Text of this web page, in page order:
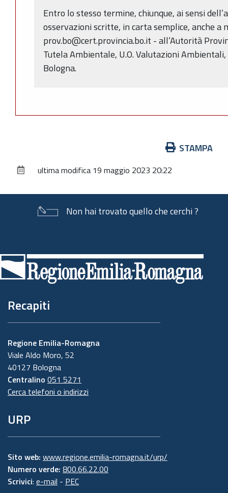
Entro lo stesso termine, chiunque, ai sensi
osservazioni scritte, in carta semplice, anche a
prov.bo@cert.provincia.bo.it - all’Autorità
Tutela Ambientale, U.O. Valutazioni
Bologna.
documento
STAMPA
ultima modifica 19 maggio 2023 20:22
Non hai trovato quello che cerchi ?
di
pagina
Recapiti
Regione Emilia-Romagna
Viale Aldo Moro, 52
40127 Bologna
Centralino 051 5271
Cerca telefoni o indirizzi
URP
Sito web: www.regione.emilia-romagna.it/urp/
Numero verde: 800.66.22.00
Scrivici: e-mail - PEC